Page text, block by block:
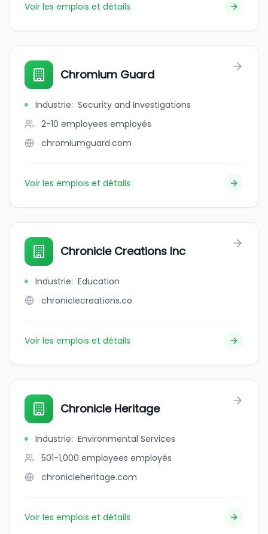
Voir les emplois et détails
Chromium Guard
Industrie: Security and Investigations
2-10 employees employés
chromiumguard.com
Voir les emplois et détails
Chronicle Creations Inc
Industrie: Education
chroniclecreations.co
Voir les emplois et détails
Chronicle Heritage
Industrie: Environmental Services
501-1,000 employees employés
chronicleheritage.com
Voir les emplois et détails